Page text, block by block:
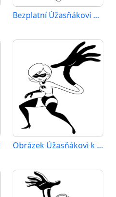
Bezplatní Úžasňákovi k tisku
Obrázek Úžasňákovi k vytištění